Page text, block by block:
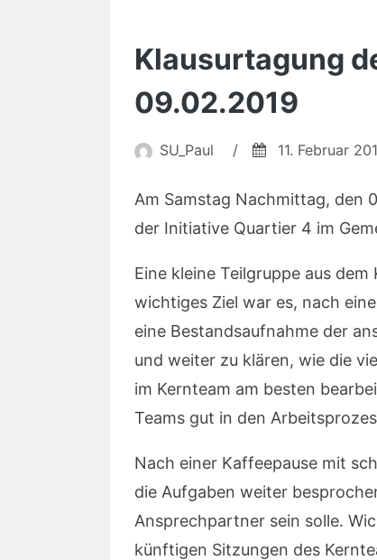
Klausurtagung
09.02.2019
SU_Paul / 11. Februar
Am Samstag Nachmittag, den
der Initiative Quartier 4 im
Eine kleine Teilgruppe aus
wichtiges Ziel war es, nach
eine Bestandsaufnahme der
und weiter zu klären, wie die
im Kernteam am besten
Teams gut in den
Nach einer Kaffeepause mit
die Aufgaben weiter
Ansprechpartner sein solle.
künftigen Sitzungen des